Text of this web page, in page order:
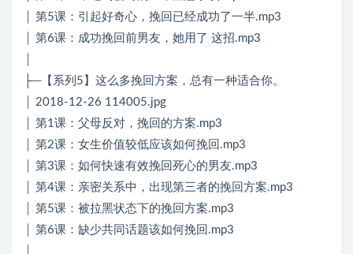
│ 第5课：引起好奇心，挽回已经成功了一半.mp3
│ 第6课：成功挽回前男友，她用了 这招.mp3
├─【系列5】这么多挽回方案，总有一种适合你。
│ 2018-12-26 114005.jpg
│ 第1课：父母反对，挽回的方案.mp3
│ 第2课：女生价值较低应该如何挽回.mp3
│ 第3课：如何快速有效挽回死心的男友.mp3
│ 第4课：亲密关系中，出现第三者的挽回方案.mp3
│ 第5课：被拉黑状态下的挽回方案.mp3
│ 第6课：缺少共同话题该如何挽回.mp3